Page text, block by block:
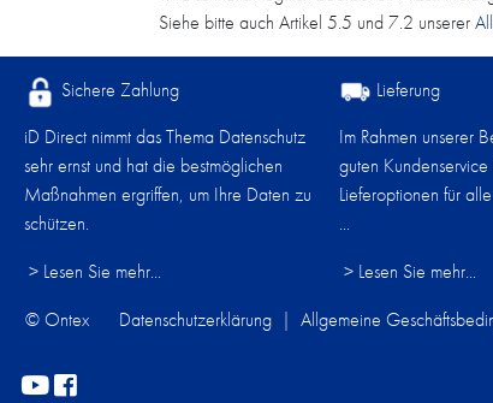
Siehe bitte auch Artikel 5.5 und 7.2 unserer
Sichere Zahlung
iD Direct nimmt das Thema Datenschutz
sehr ernst und hat die bestmöglichen
Maßnahmen ergriffen, um Ihre Daten zu
schützen.
> Lesen Sie mehr...
Lieferung
Im Rahmen unserer
guten
Lieferoptionen für
...
> Lesen Sie mehr...
© Ontex
Datenschutzerklärung | Allgemeine